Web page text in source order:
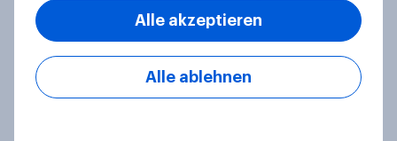
doch digitale Produkte bieten
Wachstumspotenzial
Artikel
Alle ablehnen
Alle akzeptieren